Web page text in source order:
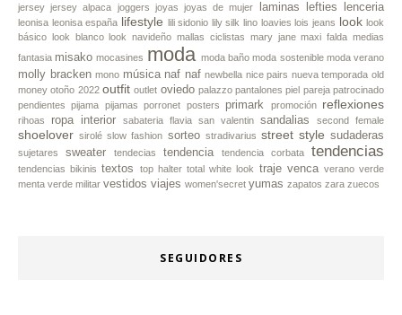
jersey jersey alpaca joggers joyas joyas de mujer laminas lefties lenceria
leonisa leonisa españa lifestyle lili sidonio lily silk lino loavies lois jeans look look
básico look blanco look navideño mallas ciclistas mary jane maxi falda medias
fantasia misako mocasines moda moda baño moda sostenible moda verano
molly bracken mono música naf naf newbella nice pairs nueva temporada old
money otoño 2022 outfit outlet oviedo palazzo pantalones piel pareja patrocinado
pendientes
pijama pijamas porronet posters primark promoción reflexiones
rihoas ropa interior sabateria flavia san valentin sandalias second female
shoelover sirolé slow fashion sorteo stradivarius street style sudaderas
sujetares sweater tendecias tendencia tendencia corbata tendencias
tendencias bikinis textos top halter total white look traje venca verano verde
menta verde militar vestidos viajes women'secret yumas zapatos zara zuecos
SEGUIDORES